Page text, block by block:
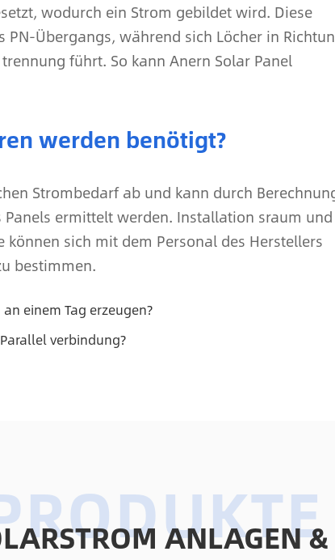
wodurch ein Strom gebildet wird. Diese
Übergangs, während sich Löcher in
führt. So kann Anern Solar Panel
werden benötigt?
Strombedarf ab und kann durch
ermittelt werden. Installation sraum und
sich mit dem Personal des Herstellers
bestimmen.
einem Tag erzeugen?
verbindung?
ANLAGEN